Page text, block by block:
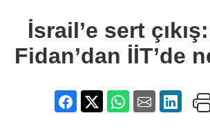
Fidan’dan
İİT’de net
mesaj
İsrail’e sert
Fidan’dan İİT’de